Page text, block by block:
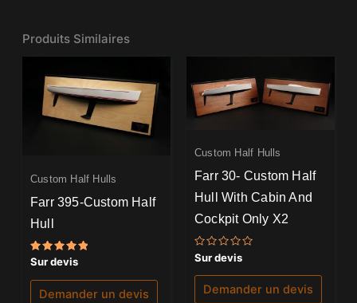
Produits Similaires
Custom Half Hulls
Farr 395-Custom Half
Hull
Note
5.00
sur 5
Sur devis
Demander un devis
Custom Half Hulls
Farr 30- Custom Half
Hull With Cabin And
Cockpit Only X2
Note
0
sur
Sur devis
Demander un devis